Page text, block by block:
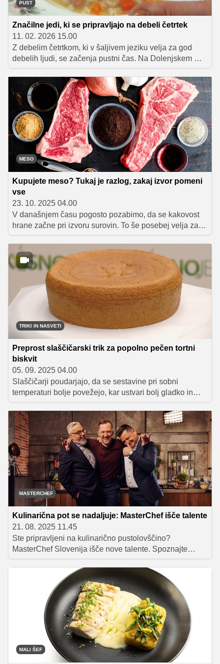
PUST
Značilne jedi, ki se pripravljajo na debeli četrtek
11. 02. 2026 15.00
Z debelim četrtkom, ki v šaljivem jeziku velja za god
debelih ljudi, se začenja pustni čas. Na Dolenjskem mu
pravijo tolsti četrtek, na Gorenjskem ga poznajo kot mali
pust, v Prekmurju pa praznujejo mali fajnšček. In če
sledimo izročilu, se mora miza na ta dan šibiti od
mastnih in nasitnih jedi.
MESO
Kupujete meso? Tukaj je razlog, zakaj izvor pomeni
vse
23. 10. 2025 04.00
V današnjem času pogosto pozabimo, da se kakovost
hrane začne pri izvoru surovin. To še posebej velja za
meso: izdelek, ki zahteva skrbno rejo, premišljeno
predelavo in spoštovanje do živali, da na koncu pristane
kot okusna, hranljiva in trajnostna jed na našem
krožniku.
TRIKI IN NASVETI
Preprost slaščičarski trik za popolno pečen tortni
biskvit
05. 09. 2025 04.00
Slaščičarji poudarjajo, da se sestavine pri sobni
temperaturi bolje povežejo, kar ustvari bolj gladko in
enakomerno biskvitno maso, ki se tudi lepše speče.
MASTERCHEF
Kulinarična pot se nadaljuje: MasterChef išče talente
21. 08. 2025 11.45
Ste pripravljeni na kulinarično pustolovščino?
MasterChef Slovenija išče nove talente. Spoznajte
vrhunske sodnike in osvojite kuharski svet. 12. sezona
prihaja! Si pripravljen/a stopiti v MasterChef kuhinjo?
Prijave so že odprte!
MALI ŠEF